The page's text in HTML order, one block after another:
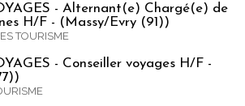
- Alternant(e) Chargé(e) de
H/F - (Massy/Evry (91))
TOURISME
- Conseiller voyages H/F -